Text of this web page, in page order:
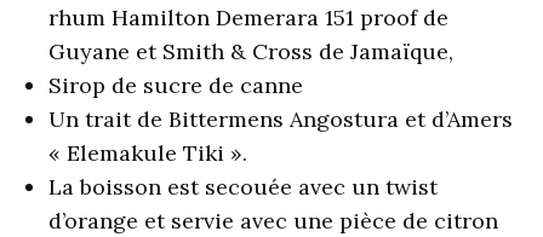
rhum Hamilton Demerara 151 proof de
Guyane et Smith & Cross de Jamaïque,
Sirop de sucre de canne
Un trait de Bittermens Angostura et d’Amers
« Elemakule Tiki ».
La boisson est secouée avec un twist
d’orange et servie avec une pièce de citron